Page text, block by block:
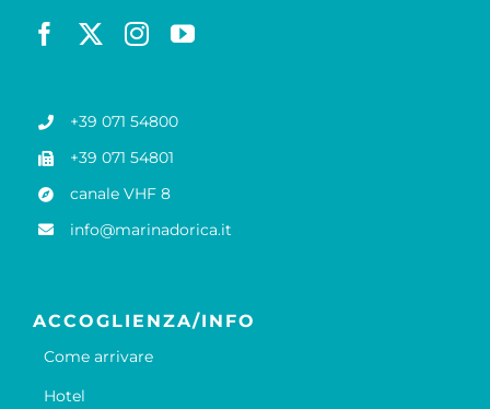
+39 071 54800
+39 071 54801
canale VHF 8
info@marinadorica.it
ACCOGLIENZA/INFO
Come arrivare
Hotel